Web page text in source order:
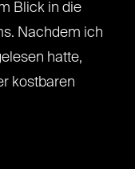
Blick in die
Nachdem ich
hatte,
kostbaren